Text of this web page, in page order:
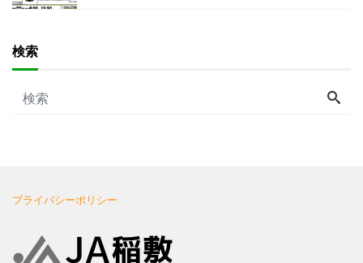
検索
プライバシーポリシー